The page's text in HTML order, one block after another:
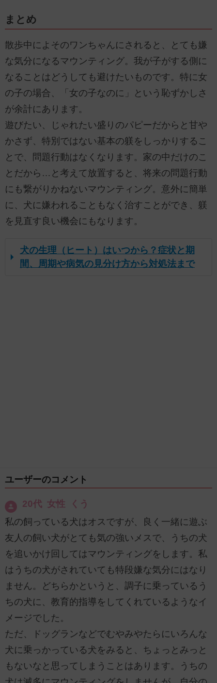
まとめ
散歩中によそのワンちゃんにされると、とても嫌
な気分になるマウンティング。我が子がする側に
なることはどうしても避けたいものです。特に女
の子の場合、「女の子なのに」という恥ずかしさ
が余計にあります。
遊びたい、じゃれたい盛りのパピーだからと甘や
かさず、特別ではない基本の躾をしっかりするこ
とで、問題行動はなくなります。家の中だけのこ
とだから…と考えて放置すると、将来の問題行動
にも繋がりかねないマウンティング。意外に簡単
に、犬に嫌われることもなく治すことができ、躾
を見直す良い機会にもなります。
犬の生理（ヒート）はいつから？症状と期
間、周期や病気の見分け方から対処法まで
ユーザーのコメント
20代 女性 くう
私の飼っている犬はオスですが、良く一緒に遊ぶ
友人の飼い犬がとても気の強いメスで、うちの犬
を追いかけ回してはマウンティングをします。私
はうちの犬がされていても特段嫌な気分にはなり
ません。どちらかというと、調子に乗っているう
ちの犬に、教育的指導をしてくれているようなイ
メージでした。
ただ、ドッグランなどでむやみやたらにいろんな
犬に乗っかっている犬をみると、ちょっとみっと
もないなと思ってしまうことはあります。うちの